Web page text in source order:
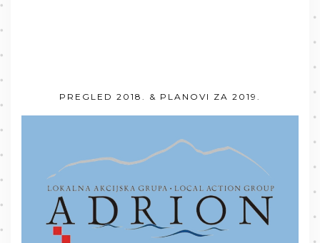
PREGLED 2018. & PLANOVI ZA 2019.